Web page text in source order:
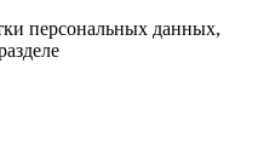
персональных данных,